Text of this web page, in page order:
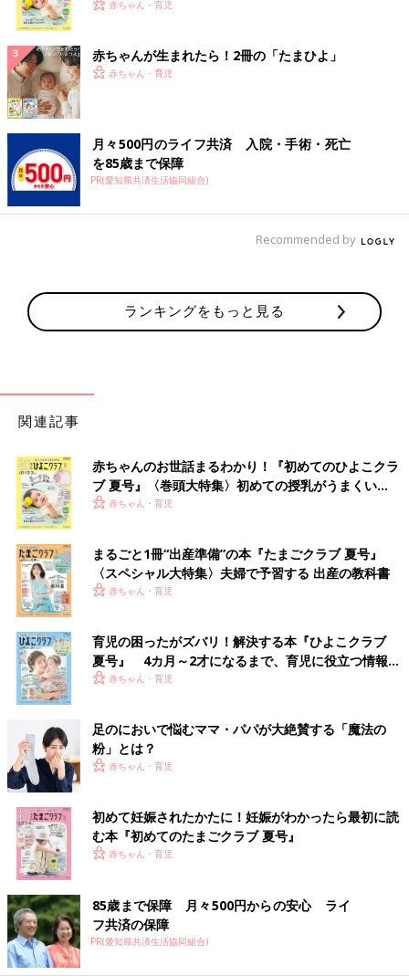
く！ おっぱい・ミルクの基本と夏のトラブル 解決テ
赤ちゃん・育児
赤ちゃんが生まれたら！2冊の「たまひよ」
赤ちゃん・育児
月々500円のライフ共済 入院・手術・死亡
を85歳まで保障
PR(愛知県共済生活協同組合)
Recommended by
ランキングをもっと見る
関連記事
赤ちゃんのお世話まるわかり！『初めてのひよこクラ
ブ 夏号』〈巻頭大特集〉初めての授乳がうまくい
く！ おっぱい・ミルクの基本と夏のトラブル 解決テ
赤ちゃん・育児
まるごと1冊“出産準備”の本『たまごクラブ 夏号』
〈スペシャル大特集〉夫婦で予習する 出産の教科書
赤ちゃん・育児
育児の困ったがズバリ！解決する本『ひよこクラブ
夏号』 4カ月～2才になるまで、育児に役立つ情報が
いっぱい！
赤ちゃん・育児
足のにおいで悩むママ・パパが大絶賛する「魔法の
粉」とは？
赤ちゃん・育児
初めて妊娠されたかたに！妊娠がわかったら最初に読
む本『初めてのたまごクラブ 夏号』
赤ちゃん・育児
85歳まで保障 月々500円からの安心 ライ
フ共済の保障
PR(愛知県共済生活協同組合)